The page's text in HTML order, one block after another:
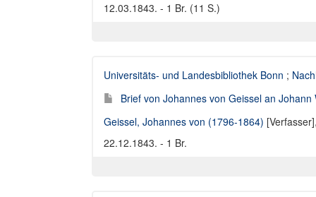
12.03.1843. - 1 Br. (11 S.)
Universitäts- und Landesbibliothek Bonn ;
Brief von Johannes von Geissel an
Geissel, Johannes von (1796-1864)
22.12.1843. - 1 Br.